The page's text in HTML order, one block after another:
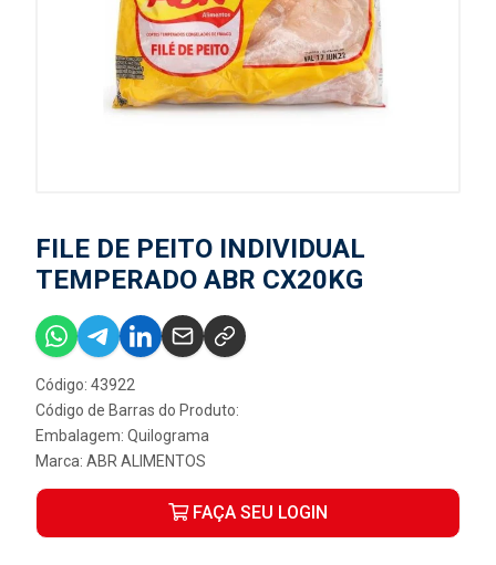
FILE DE PEITO INDIVIDUAL
TEMPERADO ABR CX20KG
Código: 43922
Código de Barras do Produto:
Embalagem: Quilograma
Marca: ABR ALIMENTOS
FAÇA SEU LOGIN